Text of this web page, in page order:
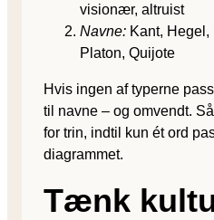
visionær, altruist
Navne: Kant, Hegel,
Platon, Quijote
Hvis ingen af typerne
til navne – og omvendt.
for trin, indtil kun ét ord
diagrammet.
Tænk